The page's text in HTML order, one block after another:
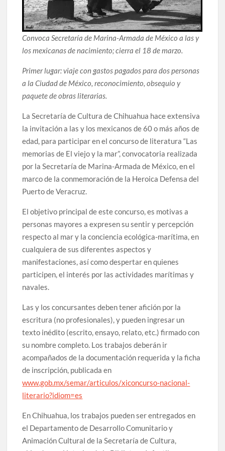
celebrarse en Delicias
Amplía Biblioteca Central “Carlos Montemayor”
actividades gratuitas para este mes de julio
Convoca Secretaría de Marina-Armada de México a las y
los mexicanas de nacimiento; cierra el 18 de marzo.
Primer lugar: viaje con gastos pagados para dos personas
a la Ciudad de México, reconocimiento, obsequio y
paquete de obras literarias.
La Secretaría de Cultura de Chihuahua hace extensiva
la invitación a las y los mexicanos de 60 o más años de
edad, para participar en el concurso de literatura “Las
memorias de El viejo y la mar”, convocatoria realizada
por la Secretaría de Marina-Armada de México, en el
marco de la conmemoración de la Heroica Defensa del
Puerto de Veracruz.
El objetivo principal de este concurso, es motivas a
personas mayores a expresen su sentir y percepción
respecto al mar y la conciencia ecológica-marítima, en
cualquiera de sus diferentes aspectos y
manifestaciones, así como despertar en quienes
participen, el interés por las actividades marítimas y
navales.
Las y los concursantes deben tener afición por la
escritura (no profesionales), y pueden ingresar un
texto inédito (escrito, ensayo, relato, etc.) firmado con
su nombre completo. Los trabajos deberán ir
acompañados de la documentación requerida y la ficha
de inscripción, publicada en
www.gob.mx/semar/articulos/xiconcurso-nacional-
literario?idiom=es
En Chihuahua, los trabajos pueden ser entregados en
el Departamento de Desarrollo Comunitario y
Animación Cultural de la Secretaría de Cultura,